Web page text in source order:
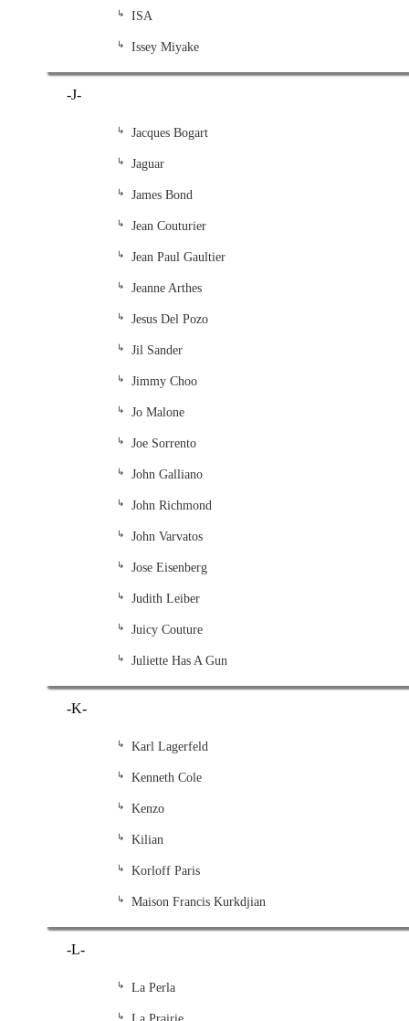
ISA
Issey Miyake
-J-
Jacques Bogart
Jaguar
James Bond
Jean Couturier
Jean Paul Gaultier
Jeanne Arthes
Jesus Del Pozo
Jil Sander
Jimmy Choo
Jo Malone
Joe Sorrento
John Galliano
John Richmond
John Varvatos
Jose Eisenberg
Judith Leiber
Juicy Couture
Juliette Has A Gun
-K-
Karl Lagerfeld
Kenneth Cole
Kenzo
Kilian
Korloff Paris
Maison Francis Kurkdjian
-L-
La Perla